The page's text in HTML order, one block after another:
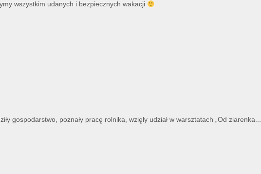
wszystkim udanych i bezpiecznych wakacji
gospodarstwo, poznały pracę rolnika, wzięły udział w warsztatach „Od ziarenka...